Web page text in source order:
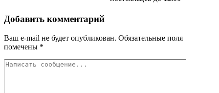
Добавить комментарий
Ваш e-mail не будет опубликован. Обязательные поля
помечены *